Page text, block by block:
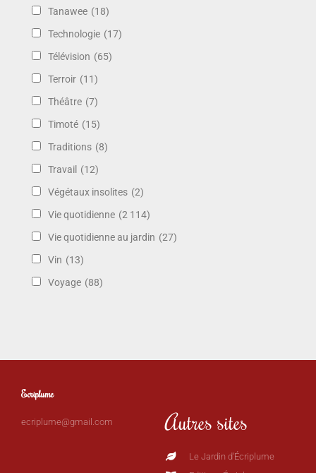
Tanawee (18)
Technologie (17)
Télévision (65)
Terroir (11)
Théâtre (7)
Timoté (15)
Traditions (8)
Travail (12)
Végétaux insolites (2)
Vie quotidienne (2 114)
Vie quotidienne au jardin (27)
Vin (13)
Voyage (88)
Ecriplume
ecriplume@gmail.com Autres sites
Le Jardin d'Écriplume